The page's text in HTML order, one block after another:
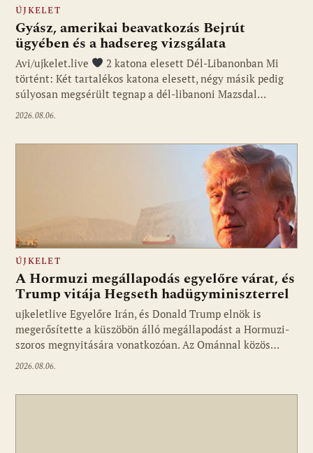
ÚJKELET
Gyász, amerikai beavatkozás Bejrút
ügyében és a hadsereg vizsgálata
Avi/ujkelet.live
2 katona elesett Dél-Libanonban Mi
történt: Két tartalékos katona elesett, négy másik pedig
súlyosan megsérült tegnap a dél-libanoni Mazsdal…
2026.08.06.
Fotó: ujkelet.live
ÚJKELET
A Hormuzi megállapodás egyelőre várat, és
Trump vitája Hegseth hadügyminiszterrel
ujkeletlive Egyelőre Irán, és Donald Trump elnök is
megerősítette a küszöbön álló megállapodást a Hormuzi-
szoros megnyitására vonatkozóan. Az Ománnal közös…
2026.08.06.